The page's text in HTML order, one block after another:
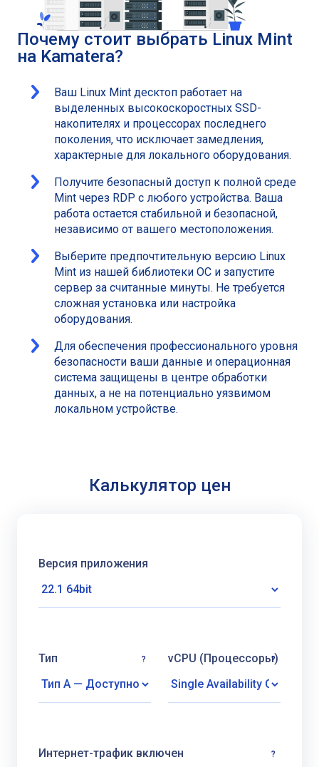
Почему стоит выбрать Linux Mint
на Kamatera?
Ваш Linux Mint десктоп работает на
выделенных высокоскоростных SSD-
накопителях и процессорах последнего
поколения, что исключает замедления,
характерные для локального оборудования.
Получите безопасный доступ к полной среде
Mint через RDP с любого устройства. Ваша
работа остается стабильной и безопасной,
независимо от вашего местоположения.
Выберите предпочтительную версию Linux
Mint из нашей библиотеки ОС и запустите
сервер за считанные минуты. Не требуется
сложная установка или настройка
оборудования.
Для обеспечения профессионального уровня
безопасности ваши данные и операционная
система защищены в центре обработки
данных, а не на потенциально уязвимом
локальном устройстве.
Калькулятор цен
Версия приложения
Тип ? vCPU (Процессоры)
?
Интернет-трафик включен ?